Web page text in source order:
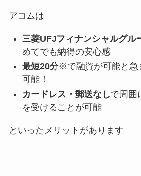
アコムは
三菱UFJフィナンシャルグル
めてでも納得の安心感
最短20分※で融資が可能と急
可能！
カードレス・郵送なしで周囲
を受けることが可能
といったメリットがあります